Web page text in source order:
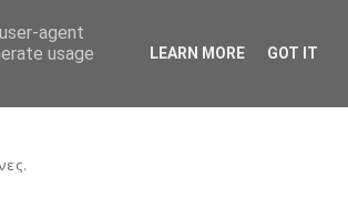
agent
usage
LEARN MORE GOT IT